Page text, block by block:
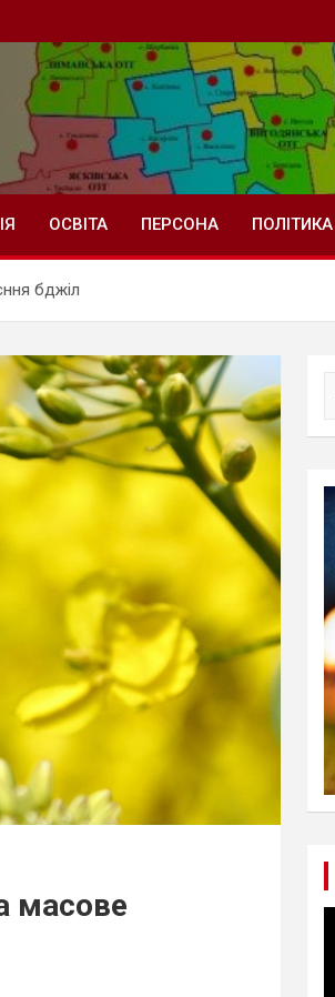
ОСВІТА ПЕРСОНА ПОЛІТИКА
бджіл
масове
a